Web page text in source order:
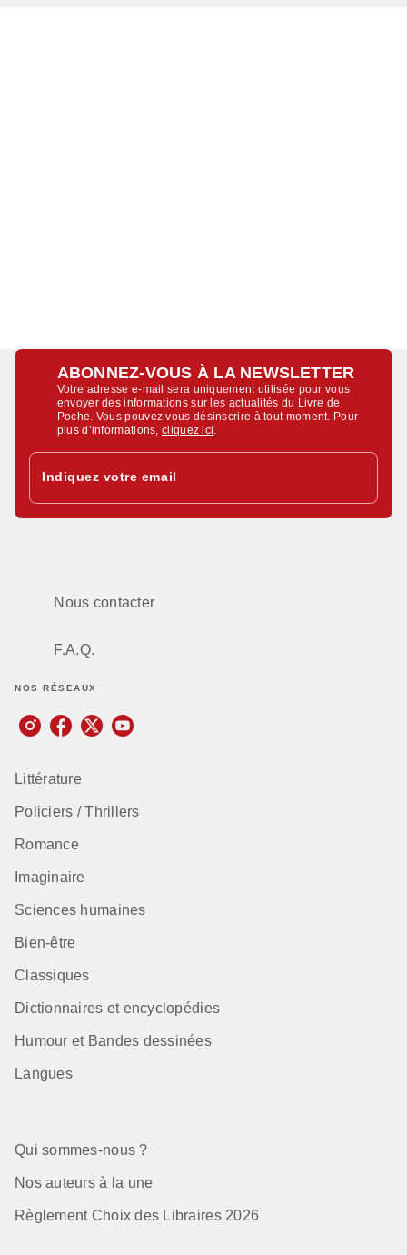
ABONNEZ-VOUS À LA NEWSLETTER
Votre adresse e-mail sera uniquement utilisée pour vous
envoyer des informations sur les actualités du Livre de
Poche. Vous pouvez vous désinscrire à tout moment. Pour
plus d’informations,cliquez ici
Indiquez votre email
Nous contacter
F.A.Q.
NOS RÉSEAUX
Littérature
Policiers / Thrillers
Romance
Imaginaire
Sciences humaines
Bien-être
Classiques
Dictionnaires et encyclopédies
Humour et Bandes dessinées
Langues
Qui sommes-nous ?
Nos auteurs à la une
Règlement Choix des Libraires 2026